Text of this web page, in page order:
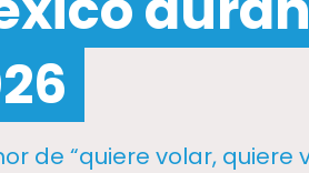
de “quiere volar, quiere